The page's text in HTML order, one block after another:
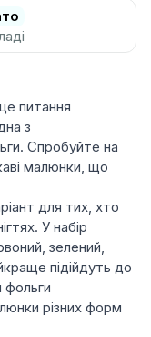
питання
з
Спробуйте на
малюнки, що
для тих, хто
У набір
зелений,
підійдуть до
різних форм